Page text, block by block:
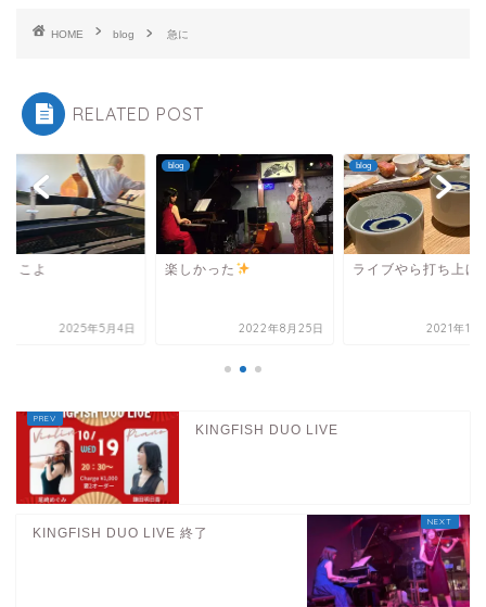
HOME blog 急に
RELATED POST
とこよ
2025年5月4日
blog
楽しかった
2022年8月25日
blog
ライブやら打ち上げ
2021年11
KINGFISH DUO LIVE
KINGFISH DUO LIVE 終了